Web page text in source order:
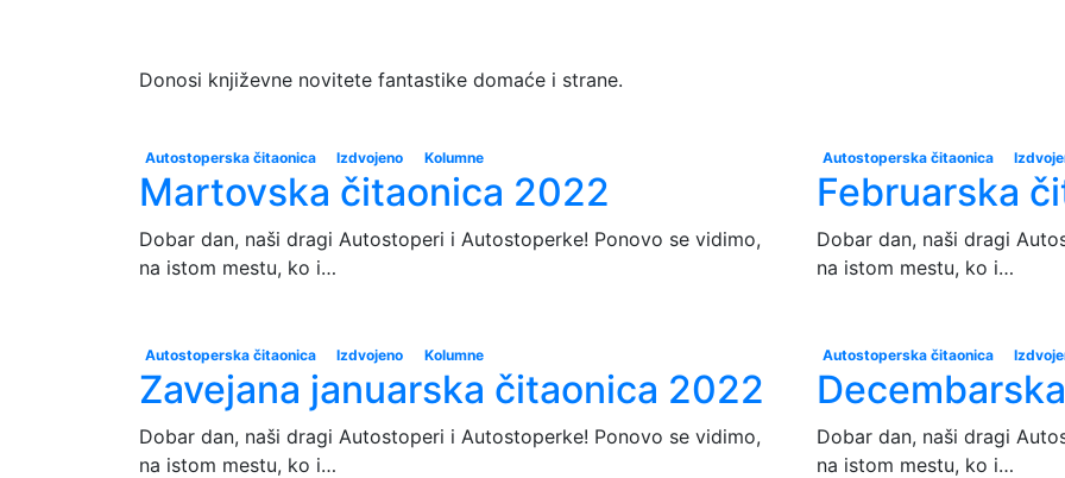
Donosi književne novitete fantastike domaće i strane.
Autostoperska čitaonica Izdvojeno Kolumne
Martovska čitaonica 2022
Dobar dan, naši dragi Autostoperi i Autostoperke! Ponovo se vidimo,
na istom mestu, ko i…
Autostoperska čitaonica
Februarska
Dobar dan, naši dragi
na istom mestu, ko i…
Autostoperska čitaonica Izdvojeno Kolumne
Zavejana januarska čitaonica 2022
Dobar dan, naši dragi Autostoperi i Autostoperke! Ponovo se vidimo,
na istom mestu, ko i…
Autostoperska čitaonica
Dobar dan, naši dragi
na istom mestu, ko i…